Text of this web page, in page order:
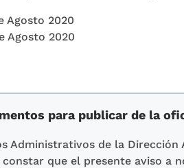
Agosto 2020
Agosto 2020
para publicar de la
Administrativos de la
que el presente aviso a